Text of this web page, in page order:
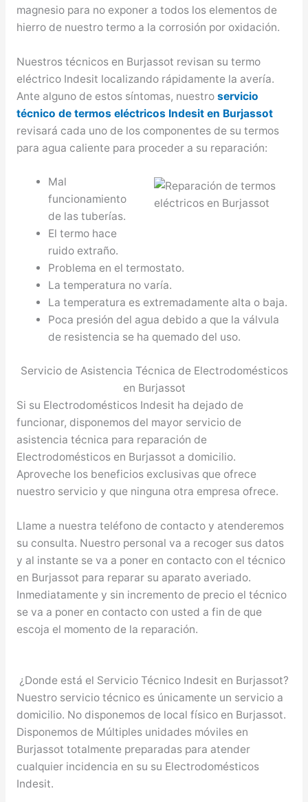
magnesio para no exponer a todos los elementos de
hierro de nuestro termo a la corrosión por oxidación.
Nuestros técnicos en Burjassot revisan su termo
eléctrico Indesit localizando rápidamente la avería.
Ante alguno de estos síntomas, nuestro servicio
técnico de termos eléctricos Indesit en Burjassot
revisará cada uno de los componentes de su termos
para agua caliente para proceder a su reparación:
Mal
funcionamiento
de las tuberías.
El termo hace
ruido extraño.
Problema en el termostato.
La temperatura no varía.
La temperatura es extremadamente alta o baja.
Poca presión del agua debido a que la válvula
de resistencia se ha quemado del uso.
Servicio de Asistencia Técnica de Electrodomésticos
en Burjassot
Si su Electrodomésticos Indesit ha dejado de
funcionar, disponemos del mayor servicio de
asistencia técnica para reparación de
Electrodomésticos en Burjassot a domicilio.
Aproveche los beneficios exclusivas que ofrece
nuestro servicio y que ninguna otra empresa ofrece.
Llame a nuestra teléfono de contacto y atenderemos
su consulta. Nuestro personal va a recoger sus datos
y al instante se va a poner en contacto con el técnico
en Burjassot para reparar su aparato averiado.
Inmediatamente y sin incremento de precio el técnico
se va a poner en contacto con usted a fin de que
escoja el momento de la reparación.
¿Donde está el Servicio Técnico Indesit en Burjassot?
Nuestro servicio técnico es únicamente un servicio a
domicilio. No disponemos de local físico en Burjassot.
Disponemos de Múltiples unidades móviles en
Burjassot totalmente preparadas para atender
cualquier incidencia en su su Electrodomésticos
Indesit.